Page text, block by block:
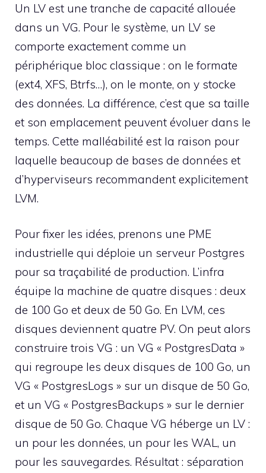
Un LV est une tranche de capacité allouée
dans un VG. Pour le système, un LV se
comporte exactement comme un
périphérique bloc classique : on le formate
(ext4, XFS, Btrfs…), on le monte, on y stocke
des données. La différence, c’est que sa taille
et son emplacement peuvent évoluer dans le
temps. Cette malléabilité est la raison pour
laquelle beaucoup de bases de données et
d’hyperviseurs recommandent explicitement
LVM.
Pour fixer les idées, prenons une PME
industrielle qui déploie un serveur Postgres
pour sa traçabilité de production. L’infra
équipe la machine de quatre disques : deux
de 100 Go et deux de 50 Go. En LVM, ces
disques deviennent quatre PV. On peut alors
construire trois VG : un VG « PostgresData »
qui regroupe les deux disques de 100 Go, un
VG « PostgresLogs » sur un disque de 50 Go,
et un VG « PostgresBackups » sur le dernier
disque de 50 Go. Chaque VG héberge un LV :
un pour les données, un pour les WAL, un
pour les sauvegardes. Résultat : séparation